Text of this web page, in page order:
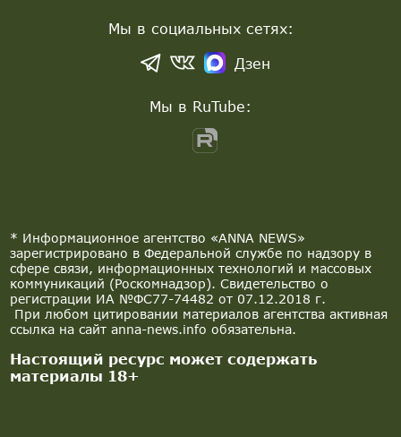
* Информационное агентство «ANNA NEWS»
зарегистрировано в Федеральной службе по надзору в
сфере связи, информационных технологий и массовых
коммуникаций (Роскомнадзор). Свидетельство о
регистрации ИА №ФС77-74482 от 07.12.2018 г.
При любом цитировании материалов агентства активная
ссылка на сайт anna-news.info обязательна.
Настоящий ресурс может содержать
материалы 18+
Мы в социальных сетях:
Дзен
Мы в RuTube: